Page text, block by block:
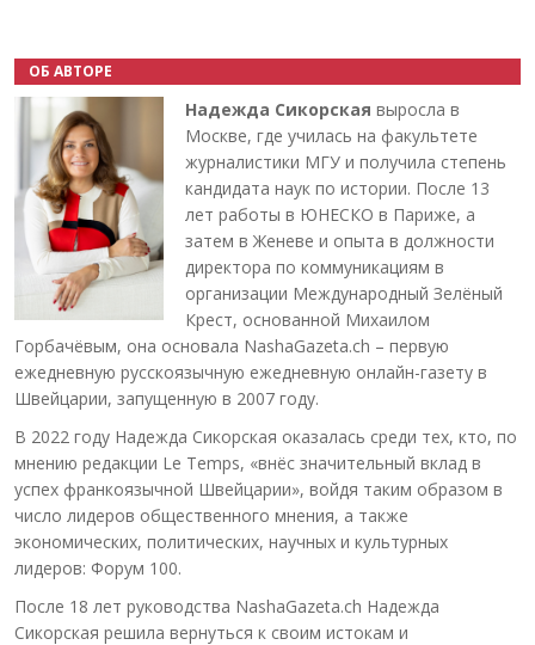
ОБ АВТОРЕ
Надежда Сикорская выросла в
Москве, где училась на факультете
журналистики МГУ и получила степень
кандидата наук по истории. После 13
лет работы в ЮНЕСКО в Париже, а
затем в Женеве и опыта в должности
директора по коммуникациям в
организации Международный Зелёный
Крест, основанной Михаилом
Горбачёвым, она основала NashaGazeta.ch – первую
ежедневную русскоязычную ежедневную онлайн-газету в
Швейцарии, запущенную в 2007 году.
В 2022 году Надежда Сикорская оказалась среди тех, кто, по
мнению редакции Le Temps, «внёс значительный вклад в
успех франкоязычной Швейцарии», войдя таким образом в
число лидеров общественного мнения, а также
экономических, политических, научных и культурных
лидеров: Форум 100.
После 18 лет руководства NashaGazeta.ch Надежда
Сикорская решила вернуться к своим истокам и